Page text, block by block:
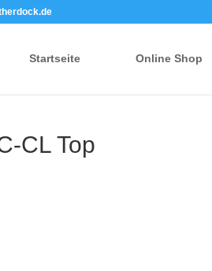
Startseite Online Shop
CL Top